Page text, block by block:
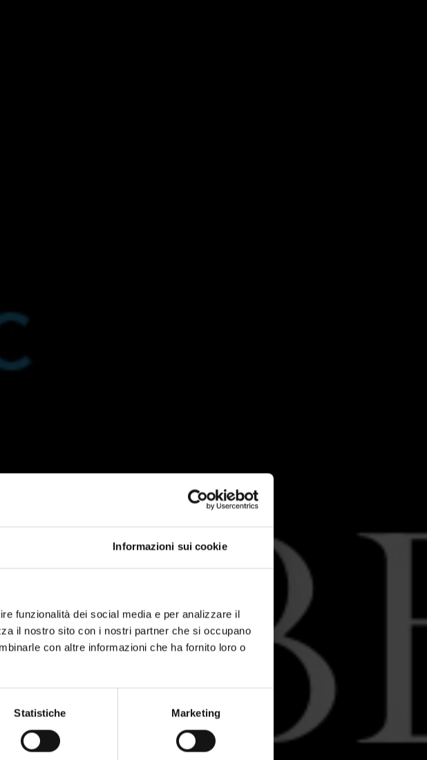
Informazioni sui cookie
funzionalità dei social media e per analizzare il
il nostro sito con i nostri partner che si occupano
con altre informazioni che ha fornito loro o
Statistiche Marketing